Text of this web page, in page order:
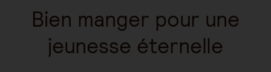
Bien manger pour une
jeunesse éternelle